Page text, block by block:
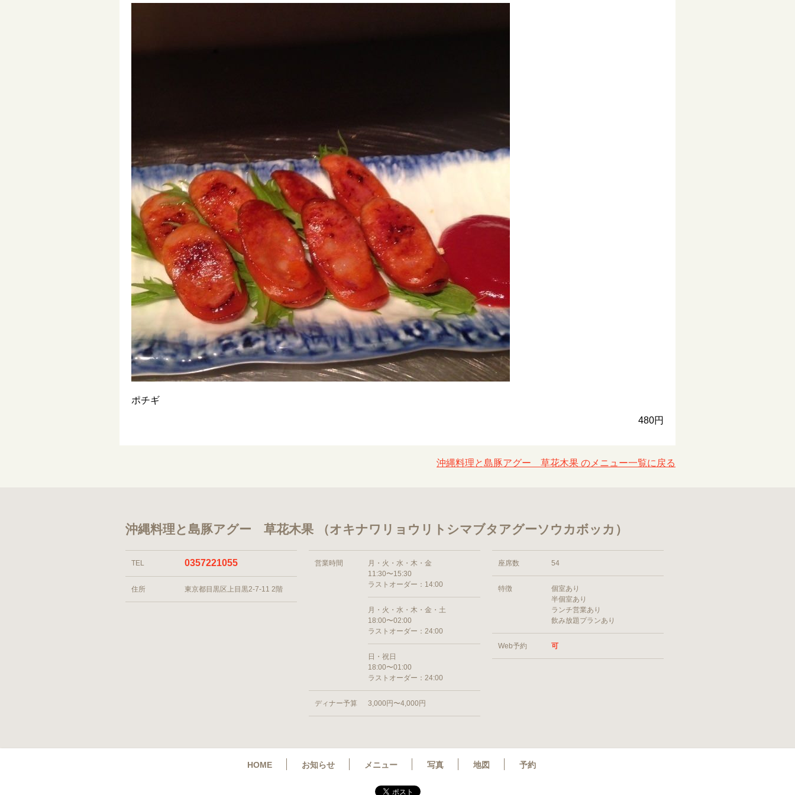
ポチギ
480円
沖縄料理と島豚アグー 草花木果 のメニュー一覧に戻る
沖縄料理と島豚アグー 草花木果 （オキナワリョウリトシマブタアグーソウカボッカ）
TEL 0357221055
住所 東京都目黒区上目黒2-7-11 2階
営業時間
月・火・水・木・金
11:30〜15:30
ラストオーダー：14:00
月・火・水・木・金・土
18:00〜02:00
ラストオーダー：24:00
日・祝日
18:00〜01:00
ラストオーダー：24:00
ディナー予算 3,000円〜4,000円
座席数 54
特徴
個室あり
半個室あり
ランチ営業あり
飲み放題プランあり
Web予約 可
HOME お知らせ メニュー 写真 地図 予約